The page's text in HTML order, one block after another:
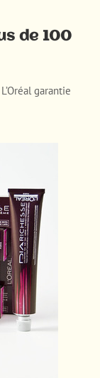
de 100
garantie